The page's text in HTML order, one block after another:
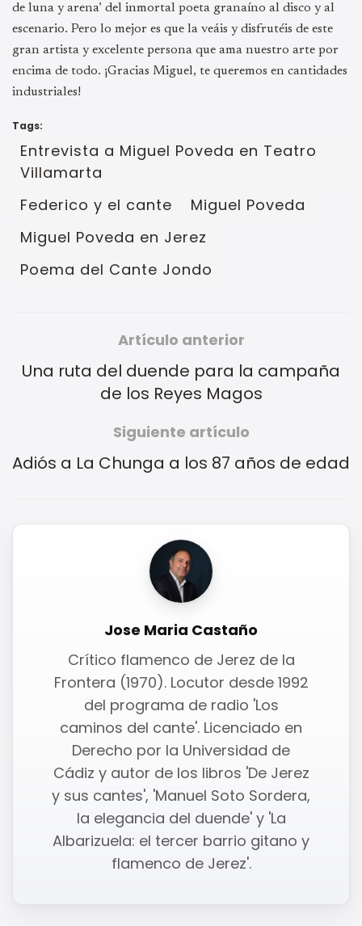
de luna y arena’ del inmortal poeta granaíno al disco y al
escenario. Pero lo mejor es que la veáis y disfrutéis de este
gran artista y excelente persona que ama nuestro arte por
encima de todo. ¡Gracias Miguel, te queremos en cantidades
industriales!
Tags:
Entrevista a Miguel Poveda en Teatro
Villamarta
Federico y el cante
Miguel Poveda
Miguel Poveda en Jerez
Poema del Cante Jondo
Artículo anterior
Una ruta del duende para la campaña
de los Reyes Magos
Siguiente artículo
Adiós a La Chunga a los 87 años de edad
Jose Maria Castaño
Crítico flamenco de Jerez de la
Frontera (1970). Locutor desde 1992
del programa de radio 'Los
caminos del cante'. Licenciado en
Derecho por la Universidad de
Cádiz y autor de los libros 'De Jerez
y sus cantes', 'Manuel Soto Sordera,
la elegancia del duende' y 'La
Albarizuela: el tercer barrio gitano y
flamenco de Jerez'.